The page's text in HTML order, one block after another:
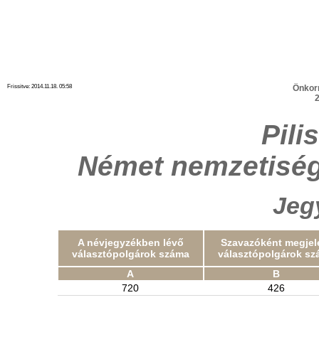
Frissitve: 2014.11.18. 05:58
Német
A névjegyzékben lévő
választópolgárok száma
Szavazóként
választópolgárok
A
B
720
426